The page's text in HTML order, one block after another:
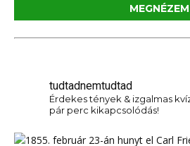
MEGNÉZEM
tudtadnemtudtad
Érdekes tények & izgalmas
pár perc kikapcsolódás!